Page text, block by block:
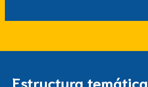
Estructura temática